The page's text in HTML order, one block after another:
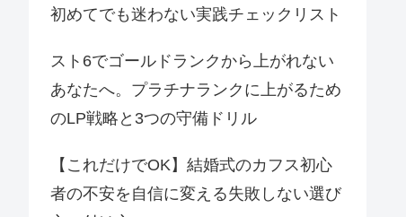
初めてでも迷わない実践チェックリスト
スト6でゴールドランクから上がれない
あなたへ。プラチナランクに上がるため
のLP戦略と3つの守備ドリル
【これだけでOK】結婚式のカフス初心
者の不安を自信に変える失敗しない選び